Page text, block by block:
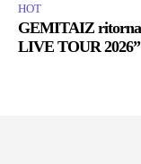
HOT
GEMITAIZ ritorna
LIVE TOUR 2026”